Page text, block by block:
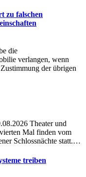
zu falschen
die
verlangen, wenn
der übrigen
Theater und
Mal finden vom
Schlossnächte statt.…
treiben